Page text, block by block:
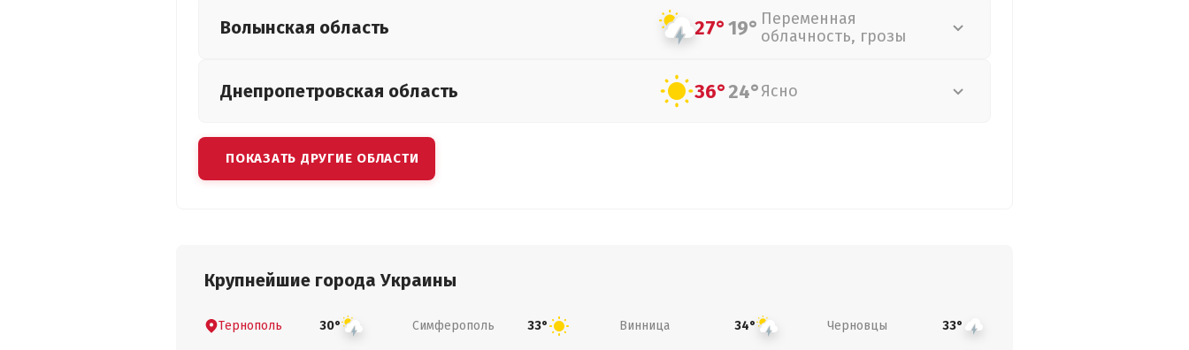
Волынская область 27°19° Переменная
облачность, грозы
Днепропетровская область 36°24°Ясно
ПОКАЗАТЬ ДРУГИЕ ОБЛАСТИ
Крупнейшие города Украины
Тернополь 30° Симферополь 33° Винница 34° Черновцы 33°